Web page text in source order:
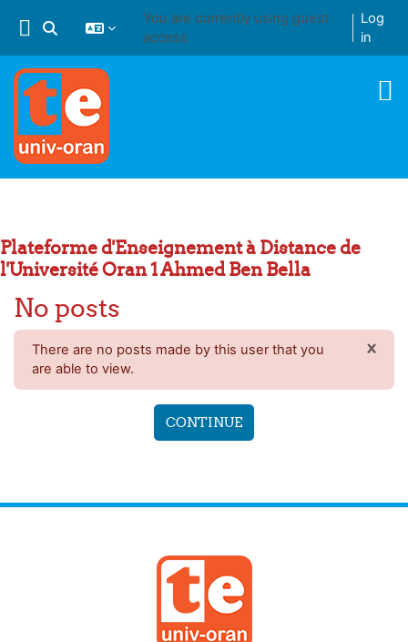
Toggle search input
You are currently using guest
access
Log
in
Plateforme d'Enseignement à Distance de
l'Université Oran 1 Ahmed Ben Bella
No posts
There are no posts made by this user that you
are able to view.
×
CONTINUE